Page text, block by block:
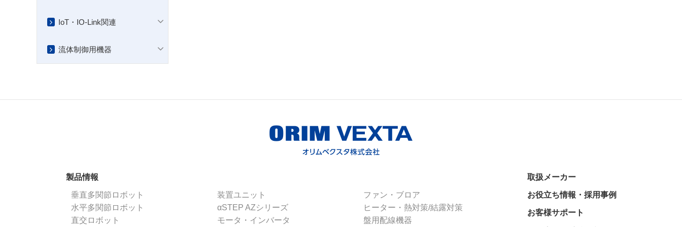
IoT・IO-Link関連
流体制御用機器
製品情報
垂直多関節ロボット
水平多関節ロボット
直交ロボット
装置ユニット
αSTEP AZシリーズ
モータ・インバータ
ファン・ブロア
ヒーター・熱対策/結露対策
盤用配線機器
取扱メーカー
お役立ち情報・採用事例
お客様サポート